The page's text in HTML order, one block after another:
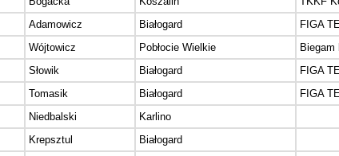
Adamowicz Białogard
FIGA
Wójtowicz Pobłocie Wielkie
Biegam
Słowik Białogard
FIGA
Tomasik Białogard
FIGA
Niedbalski
Karlino
Krepsztul
Białogard